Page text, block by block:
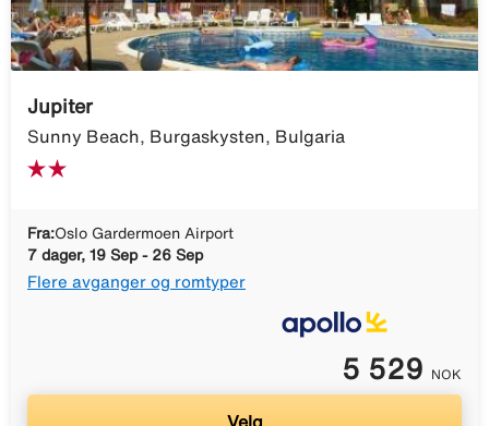
Jupiter
Sunny Beach, Burgaskysten, Bulgaria
Fra:Oslo Gardermoen Airport
7 dager, 19 Sep - 26 Sep
Flere avganger og romtyper
5 529 NOK
Velg